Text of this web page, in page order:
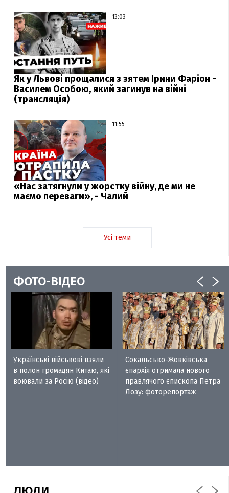
13:03
Як у Львові прощалися з зятем Ірини Фаріон -
Василем Особою, який загинув на війні
(трансляція)
11:55
«Нас затягнули у жорстку війну, де ми не
маємо переваги», - Чалий
Усі теми
ФОТО-ВІДЕО
Українські військові взяли
в полон громадян Китаю, які
воювали за Росію (відео)
Сокальсько-Жовківська
єпархія отримала нового
правлячого єпископа Петра
Лозу: фоторепортаж